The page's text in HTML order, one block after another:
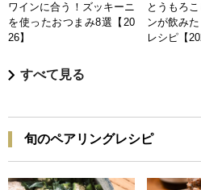
ワインに合う！ズッキーニ
を使ったおつまみ8選【20
26】
とうもろ
ンが飲み
レシピ【
すべて見る
旬のペアリングレシピ